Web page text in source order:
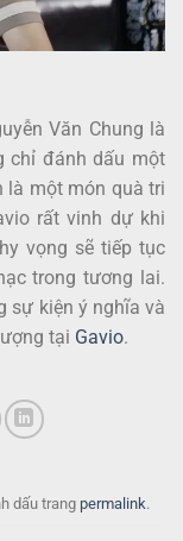
Văn Chung là
chỉ đánh dấu một
là một món quà tri
rất vinh dự khi
vọng sẽ tiếp tục
trong tương lai.
sự kiện ý nghĩa và
tại Gavio.
dấu trang permalink.